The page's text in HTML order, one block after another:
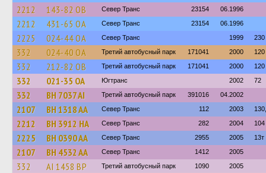
2212 143-82 ОВ Север Транс 23154 06.1996
2212 431-65 ОА Север Транс 23154 06.1996
2225 024-44 ОА Север Транс 1999 230
332 024-40 ОА Третий автобусный парк 171041 2000 120
332 212-82 ОВ Третий автобусный парк 171041 2000 120
332 021-35 ОА Югтранс 2002 72
332 BH 7037 AI Третий автобусный парк 391016 04.2002
2107 BH 1318 AA Север Транс 112 2003
2212 BH 3912 HA Север Транс 282 2004 104
2225 BH 0390 AA Север Транс 2955 2005 13т
2107 BH 4532 AA Север Транс 1412 2005
332 AI 1458 BP Третий автобусный парк 1090 2005